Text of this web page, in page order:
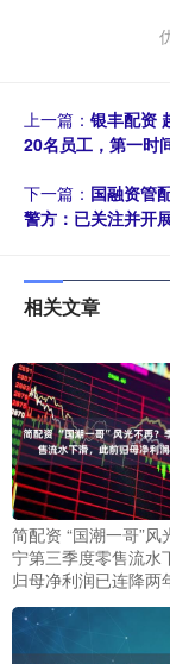
上一篇： 银丰配资
20名员工，第一时
下一篇： 国融资管
警方：已关注并开
相关文章
简配资 “国潮一哥”风
宁第三季度零售流水
归母净利润已连降两